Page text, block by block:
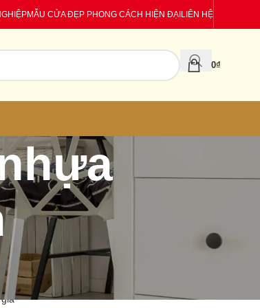
MẪU CỬA ĐẸP PHONG CÁCH HIỆN ĐẠILIÊN HỆ
0₫